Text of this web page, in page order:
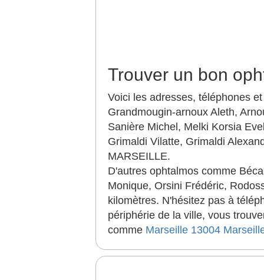
Trouver un bon
Voici les adresses, téléphones
Grandmougin-arnoux Aleth,
Sanière Michel, Melki Korsia
Grimaldi Vilatte, Grimaldi
MARSEILLE.
D'autres ophtalmos comme
Monique, Orsini Frédéric,
kilomètres. N'hésitez pas à
périphérie de la ville, vous
comme Marseille 13004